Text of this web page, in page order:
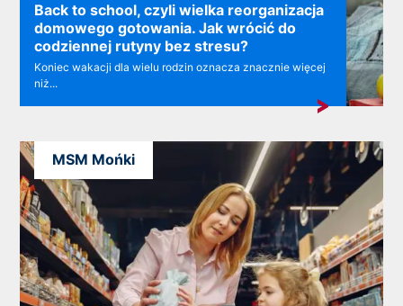
Back to school, czyli wielka reorganizacja
domowego gotowania. Jak wrócić do
codziennej rutyny bez stresu?
Koniec wakacji dla wielu rodzin oznacza znacznie więcej
niż...
MSM Mońki